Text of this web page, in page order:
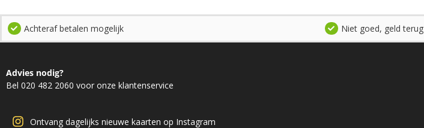
Achteraf betalen mogelijk Niet goed, geld terug
Advies nodig?
Bel 020 482 2060 voor onze klantenservice
Ontvang dagelijks nieuwe kaarten op Instagram